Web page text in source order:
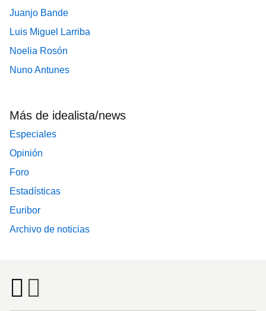
Juanjo Bande
Luis Miguel Larriba
Noelia Rosón
Nuno Antunes
Más de idealista/news
Especiales
Opinión
Foro
Estadísticas
Euribor
Archivo de noticias